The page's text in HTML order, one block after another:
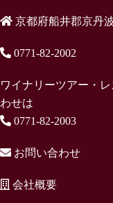
京都府船井郡京丹
0771-82-2002
ワイナリーツアー・
わせは
0771-82-2003
お問い合わせ
会社概要